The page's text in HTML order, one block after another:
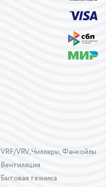
VRF/VRV, Чиллеры, Фанкойлы
Вентиляция
Бытовая техника